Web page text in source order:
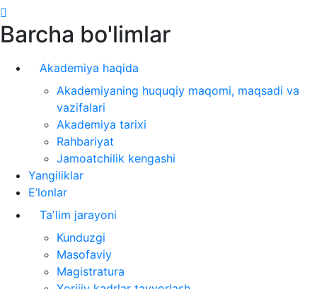
Barcha bo'limlar
Akademiya haqida
Akademiyaning huquqiy maqomi, maqsadi va
vazifalari
Akademiya tarixi
Rahbariyat
Jamoatchilik kengashi
Yangiliklar
E’lonlar
Taʼlim jarayoni
Kunduzgi
Masofaviy
Magistratura